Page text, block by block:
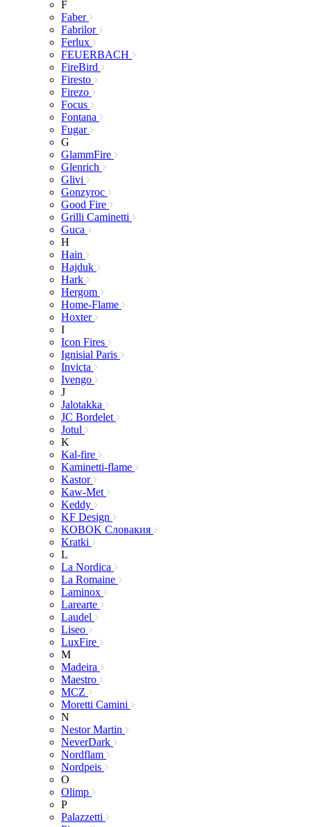
F
Faber
Fabrilor
Ferlux
FEUERBACH
FireBird
Firesto
Firezo
Focus
Fontana
Fugar
G
GlammFire
Glenrich
Glivi
Gonzyroc
Good Fire
Grilli Caminetti
Guca
H
Hain
Hajduk
Hark
Hergom
Home-Flame
Hoxter
I
Icon Fires
Ignisial Paris
Invicta
Ivengo
J
Jalotakka
JC Bordelet
Jotul
K
Kal-fire
Kaminetti-flame
Kastor
Kaw-Met
Keddy
KF Design
KOBOK Словакия
Kratki
L
La Nordica
La Romaine
Laminox
Larearte
Laudel
Liseo
LuxFire
M
Madeira
Maestro
MCZ
Moretti Camini
N
Nestor Martin
NeverDark
Nordflam
Nordpeis
O
Olimp
P
Palazzetti